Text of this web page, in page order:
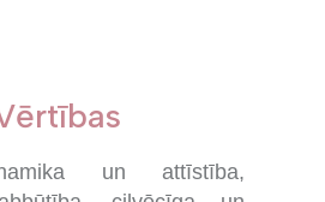
un attīstība,